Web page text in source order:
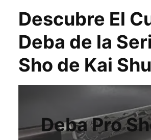
Descubre El
Deba de la
Sho de Kai
Deba Pro